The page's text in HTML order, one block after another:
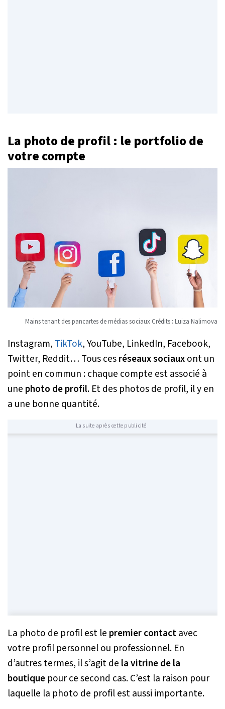
La photo de profil : le portfolio de
votre compte
Mains tenant des pancartes de médias sociaux Crédits : Luiza Nalimova
Instagram, TikTok, YouTube, LinkedIn, Facebook,
Twitter, Reddit… Tous cesréseaux sociauxont un
point en commun : chaque compte est associé à
une photo de profil. Et des photos de profil, il y en
a une bonne quantité.
La suite après cette publicité
La photo de profil est le premier contactavec
votre profil personnel ou professionnel. En
d’autres termes, il s’agit de la vitrine de la
boutique pour ce second cas. C’est la raison pour
laquelle la photo de profil est aussi importante.